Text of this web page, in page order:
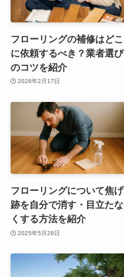
フローリングの補修はどこ
に依頼するべき？業者選び
のコツを紹介
2026年2月17日
フローリングについて焦げ
跡を自分で消す・目立たな
くする方法を紹介
2025年5月28日